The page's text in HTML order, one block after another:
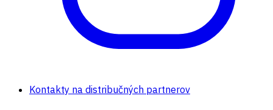
Kontakty na distribučných partnerov